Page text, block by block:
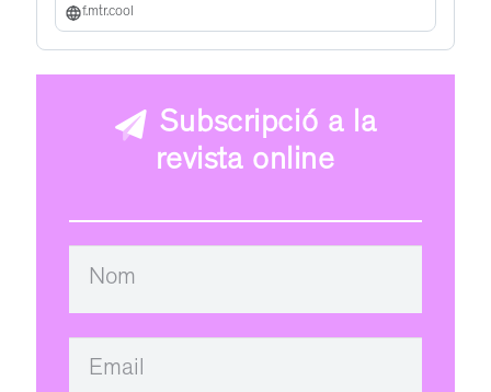
f.mtr.cool
Subscripció a la
revista online